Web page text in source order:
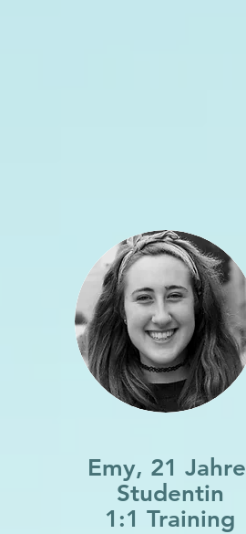
Emy, 21 Jahre
Studentin
1:1 Training